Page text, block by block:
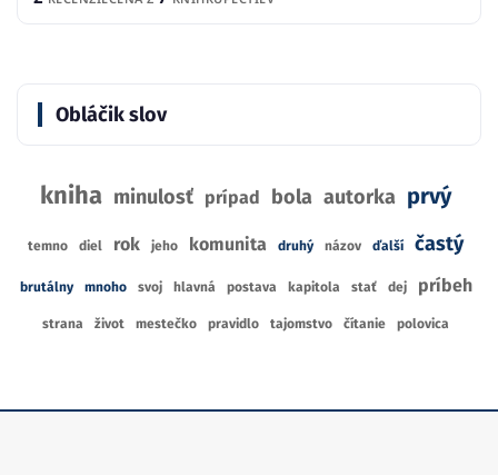
Obláčik slov
kniha minulosť prípad bola autorka prvý
temno diel rok jeho komunita druhý názov ďalší častý
brutálny mnoho svoj hlavná postava kapitola stať dej príbeh
strana život mestečko pravidlo tajomstvo čítanie polovica